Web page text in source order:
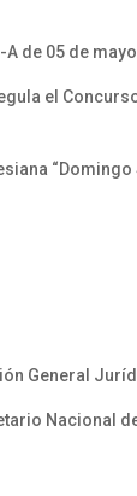
de 05 de
el
“Domingo
General
Nacional